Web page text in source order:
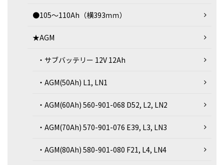
●105～110Ah（横393ｍｍ）
★AGM
・サブバッテリー 12V 12Ah
・AGM(50Ah) L1, LN1
・AGM(60Ah) 560-901-068 D52, L2, LN2
・AGM(70Ah) 570-901-076 E39, L3, LN3
・AGM(80Ah) 580-901-080 F21, L4, LN4